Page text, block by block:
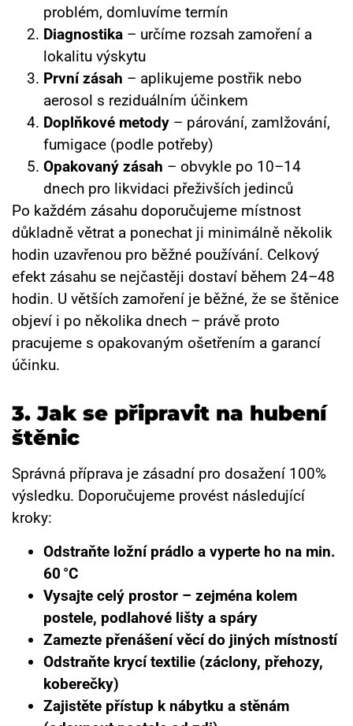
problém, domluvíme termín
Diagnostika – určíme rozsah zamoření a
lokalitu výskytu
První zásah – aplikujeme postřik nebo
aerosol s reziduálním účinkem
Doplňkové metody – párování, zamlžování,
fumigace (podle potřeby)
Opakovaný zásah – obvykle po 10–14
dnech pro likvidaci přeživších jedinců
Po každém zásahu doporučujeme místnost
důkladně větrat a ponechat ji minimálně několik
hodin uzavřenou pro běžné používání. Celkový
efekt zásahu se nejčastěji dostaví během 24–48
hodin. U větších zamoření je běžné, že se štěnice
objeví i po několika dnech – právě proto
pracujeme s opakovaným ošetřením a garancí
účinku.
3.Jak se připravit na hubení
štěnic
Správná příprava je zásadní pro dosažení 100%
výsledku. Doporučujeme provést následující
kroky:
Odstraňte ložní prádlo a vyperte ho na min.
60 °C
Vysajte celý prostor – zejména kolem
postele, podlahové lišty a spáry
Zamezte přenášení věcí do jiných místností
Odstraňte krycí textilie (záclony, přehozy,
koberečky)
Zajistěte přístup k nábytku a stěnám